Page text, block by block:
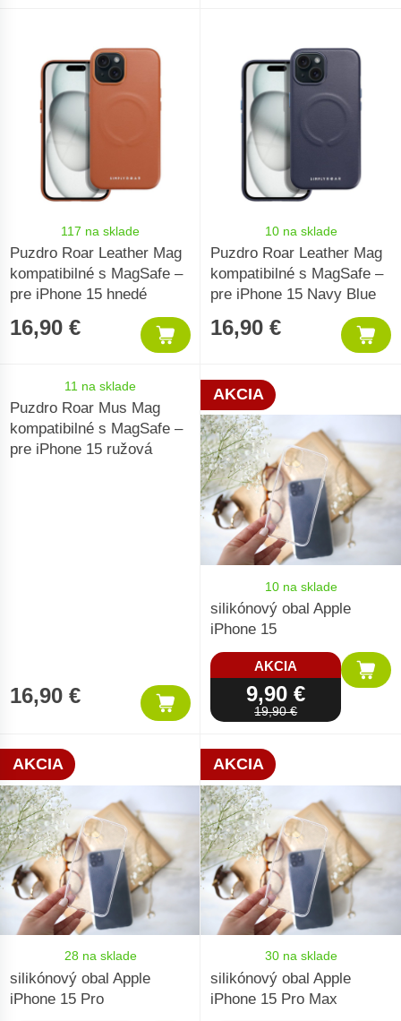
117 na sklade
Puzdro Roar Leather Mag
kompatibilné s MagSafe –
pre iPhone 15 hnedé
16,90 €
10 na sklade
Puzdro Roar Leather Mag
kompatibilné s MagSafe –
pre iPhone 15 Navy Blue
16,90 €
11 na sklade
Puzdro Roar Mus Mag
kompatibilné s MagSafe –
pre iPhone 15 ružová
16,90 €
AKCIA
10 na sklade
silikónový obal Apple
iPhone 15
AKCIA
9,90 €
19,90 €
AKCIA
28 na sklade
silikónový obal Apple
iPhone 15 Pro
AKCIA
30 na sklade
silikónový obal Apple
iPhone 15 Pro Max